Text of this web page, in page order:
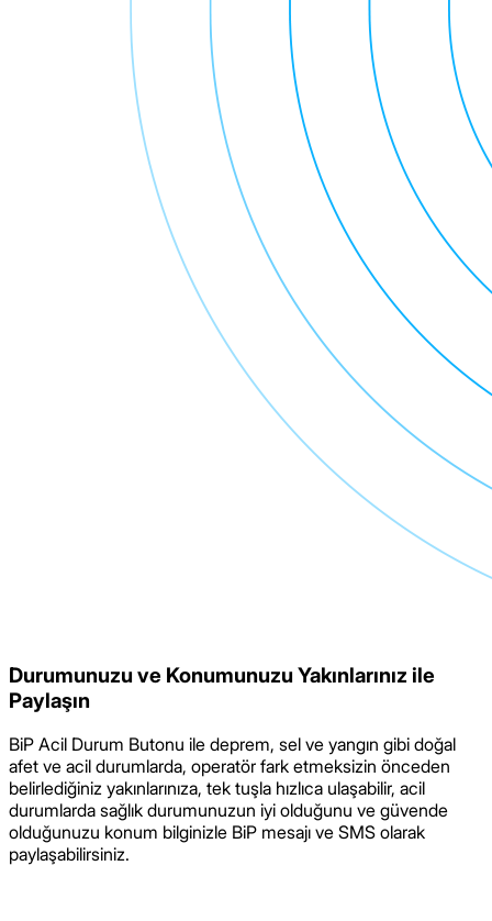
Durumunuzu ve Konumunuzu Yakınlarınız ile
Paylaşın
BiP Acil Durum Butonu ile deprem, sel ve yangın gibi doğal
afet ve acil durumlarda, operatör fark etmeksizin önceden
belirlediğiniz yakınlarınıza, tek tuşla hızlıca ulaşabilir, acil
durumlarda sağlık durumunuzun iyi olduğunu ve güvende
olduğunuzu konum bilginizle BiP mesajı ve SMS olarak
paylaşabilirsiniz.